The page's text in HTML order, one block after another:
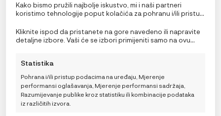
Kako bismo pružili najbolje iskustvo, mi i naši partneri
koristimo tehnologije poput kolačića za pohranu i/ili pristup
omogućit će nama i našim partnerima obradu osobnih
podataka kao što su ponašanje pri pregledavanju ili
jedinstveni ID-ovi na ovoj stranici i prikazujemo
privole može negativno utjecati na određene značajke i
Kliknite ispod da pristanete na gore navedeno ili napravite
detaljne izbore. Vaši će se izbori primijeniti samo na ovu
prekidača na Politici kolačića ili klikom na gumb za
upravljanje privolom na dnu ekrana.
Statistika
Pohrana i/ili pristup podacima na uređaju, Mjerenje
performansi oglašavanja, Mjerenje performansi sadržaja,
Razumijevanje publike kroz statistiku ili kombinacije podataka
iz različitih izvora.
Lässig Tiny Ruksak About Friends Zečić
DODAJ U KOŠARICU